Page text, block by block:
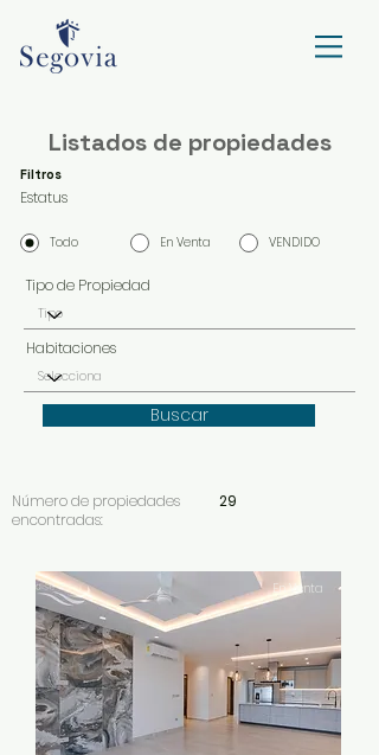
Listados de propiedades
Filtros
Estatus
Todo En Venta VENDIDO
Tipo de Propiedad
Habitaciones
Buscar
Número de propiedades
encontradas:
29
En Venta